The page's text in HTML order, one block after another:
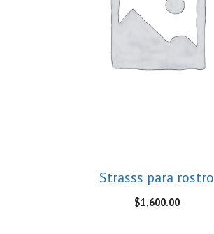
Strasss para rostro
$1,600.00